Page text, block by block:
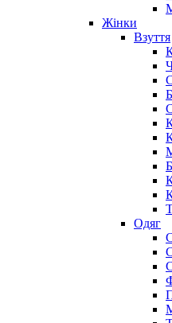
Жінки
Взуття
Одяг